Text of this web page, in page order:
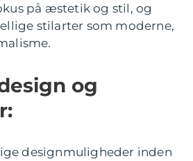
på æstetik og stil, og
stilarter som moderne,
og
designmuligheder inden